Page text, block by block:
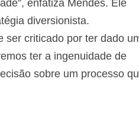
enfatiza Mendes. Ele
diversionista.
ser criticado por ter dado
ter a ingenuidade de
sobre um processo